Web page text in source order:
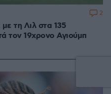
τη Λιλ στα 135
τον 19χρονο Αγιούμπ
2